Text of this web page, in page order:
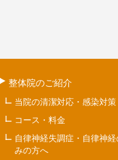
整体院のご紹介
当院の清潔対応・感染対策
コース・料金
自律神経失調症・自律神
みの方へ